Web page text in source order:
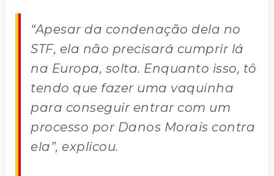
“Apesar da condenação dela no
STF, ela não precisará cumprir lá
na Europa, solta. Enquanto isso, tô
tendo que fazer uma vaquinha
para conseguir entrar com um
processo por Danos Morais contra
ela”, explicou.